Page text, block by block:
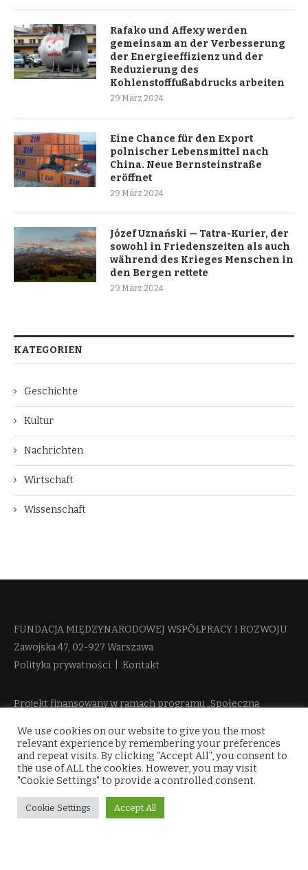
Rafako und Affexy werden
gemeinsam an der Verbesserung
der Energieeffizienz und der
Reduzierung des
Kohlenstofffußabdrucks arbeiten
29 März 2024
Eine Chance für den Export
polnischer Lebensmittel nach
China. Neue Bernsteinstraße
eröffnet
29 März 2024
Józef Uznański — Tatra-Kurier, der
sowohl in Friedenszeiten als auch
während des Krieges Menschen in
den Bergen rettete
29 März 2024
KATEGORIEN
Geschichte
Kultur
Nachrichten
Wirtschaft
Wissenschaft
FUNDACJA MIĘDZYNARODOWEJ WSPÓŁPRACY I ROZWOJU​
Zawojska 47, 02-927 Warszawa
Polityka prywatności
Kontakt
Projekt finansowany w ramach programu „Społeczna
więcej informacji
We use cookies on our website to give you the most
relevant experience by remembering your preferences
and repeat visits. By clicking “Accept All”, you consent to
the use of ALL the cookies. However, you may visit
"Cookie Settings" to provide a controlled consent.
Cookie Settings Accept All